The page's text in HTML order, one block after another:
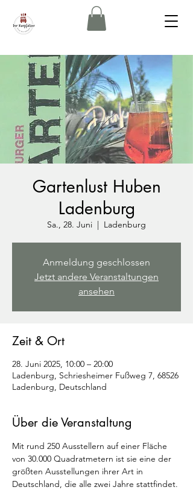
Gartenlust Huben
Ladenburg
Sa., 28. Juni
  |
Ladenburg
Anmeldung geschlossen
Jetzt andere Veranstaltungen
ansehen
Zeit & Ort
28. Juni 2025, 10:00 – 20:00
Ladenburg, Schriesheimer Fußweg 7, 68526
Ladenburg, Deutschland
Über die Veranstaltung
Mit rund 250 Ausstellern auf einer Fläche
von 30.000 Quadratmetern ist sie eine der
größten Ausstellungen ihrer Art in
Deutschland, die alle zwei Jahre stattfindet.